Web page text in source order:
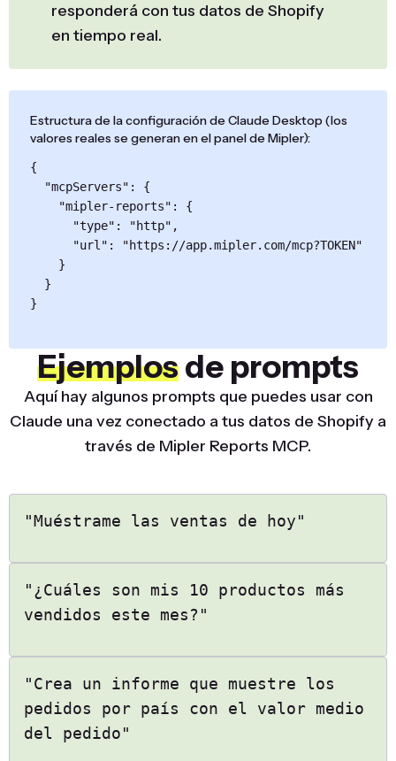
responderá con tus datos de Shopify
en tiempo real.
Estructura de la configuración de Claude Desktop (los
valores reales se generan en el panel de Mipler):
{
}
Ejemplosde prompts
Aquí hay algunos prompts que puedes usar con
Claude una vez conectado a tus datos de Shopify a
través de Mipler Reports MCP.
"Muéstrame las ventas de hoy"
"¿Cuáles son mis 10 productos más
vendidos este mes?"
"Crea un informe que muestre los
pedidos por país con el valor medio
del pedido"